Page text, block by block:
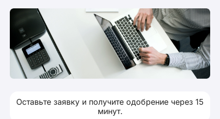
Оставьте заявку и получите одобрение через 15
минут.